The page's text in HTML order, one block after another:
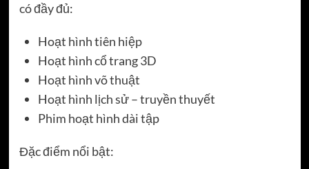
có đầy đủ:
Hoạt hình tiên hiệp
Hoạt hình cổ trang 3D
Hoạt hình võ thuật
Hoạt hình lịch sử – truyền thuyết
Phim hoạt hình dài tập
Đặc điểm nổi bật: